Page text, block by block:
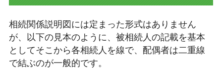
相続関係説明図には定まった形式はありません
が、以下の見本のように、被相続人の記載を基本
としてそこから各相続人を線で、配偶者は二重線
で結ぶのが一般的です。